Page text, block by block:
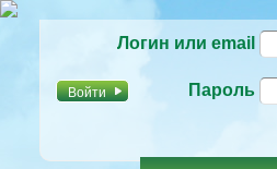
основному
Логин или email
Пароль